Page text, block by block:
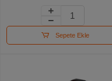
Sepete Ekle